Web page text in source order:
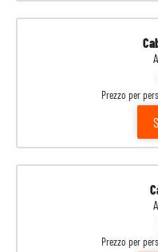
Prezzo per
Prezzo per